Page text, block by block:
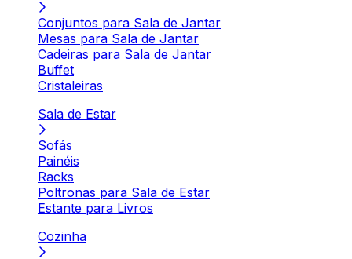
Conjuntos para Sala de Jantar
Mesas para Sala de Jantar
Cadeiras para Sala de Jantar
Buffet
Cristaleiras
Sala de Estar
Sofás
Painéis
Racks
Poltronas para Sala de Estar
Estante para Livros
Cozinha